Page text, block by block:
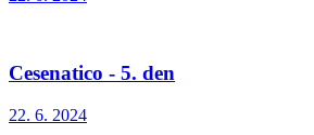
Cesenatico - 5. den
22. 6. 2024